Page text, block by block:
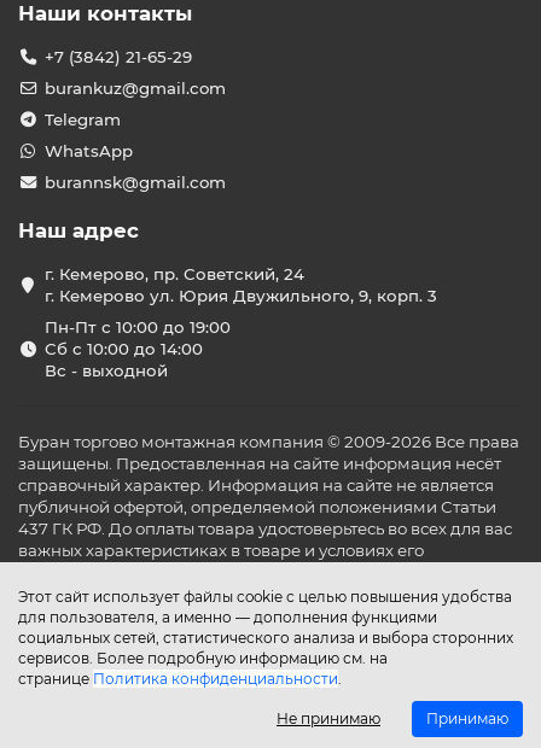
Этот сайт использует файлы cookie с целью повышения удобства
для пользователя, а именно — дополнения функциями
социальных сетей, статистического анализа и выбора сторонних
сервисов. Более подробную информацию см. на
странице Политика конфиденциальности.
Не принимаю Принимаю
Наши контакты
+7 (3842) 21-65-29
burankuz@gmail.com
Telegram
WhatsApp
burannsk@gmail.com
Наш адрес
г. Кемерово, пр. Советский, 24
г. Кемерово ул. Юрия Двужильного, 9, корп. 3
Пн-Пт с 10:00 до 19:00
Сб с 10:00 до 14:00
Вс - выходной
Буран торгово монтажная компания © 2009-2026 Все права
защищены. Предоставленная на сайте информация несёт
справочный характер. Информация на сайте не является
публичной офертой, определяемой положениями Статьи
437 ГК РФ. До оплаты товара удостоверьтесь во всех для вас
важных характеристиках в товаре и условиях его